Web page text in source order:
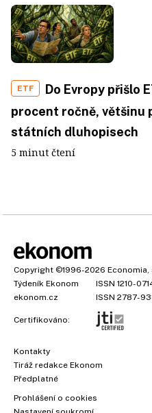
ETF
Do Evropy přišlo
procent ročně, většinu
státních dluhopisech
5 minut čtení
Copyright ©1996-2026 Economia,
Týdeník Ekonom
ISSN 1210-
ekonom.cz
ISSN 2787-
Certifikováno:
Kontakty
Tiráž redakce Ekonom
Předplatné
Prohlášení o cookies